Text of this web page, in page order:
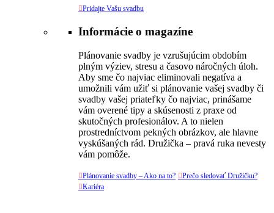
Pridajte Vašu svadbu
Informácie o magazíne
Plánovanie svadby je vzrušujúcim obdobím
plným výziev, stresu a časovo náročných úloh.
Aby sme čo najviac eliminovali negatíva a
umožnili vám užiť si plánovanie vašej svadby či
svadby vašej priateľky čo najviac, prinášame
vám overené tipy a skúsenosti z praxe od
skutočných profesionálov. A to nielen
prostredníctvom pekných obrázkov, ale hlavne
vyskúšaných rád. Družička – pravá ruka nevesty
vám pomôže.
Plánovanie svadby – Ako na to? Prečo sledovať Družičku?
Kariéra